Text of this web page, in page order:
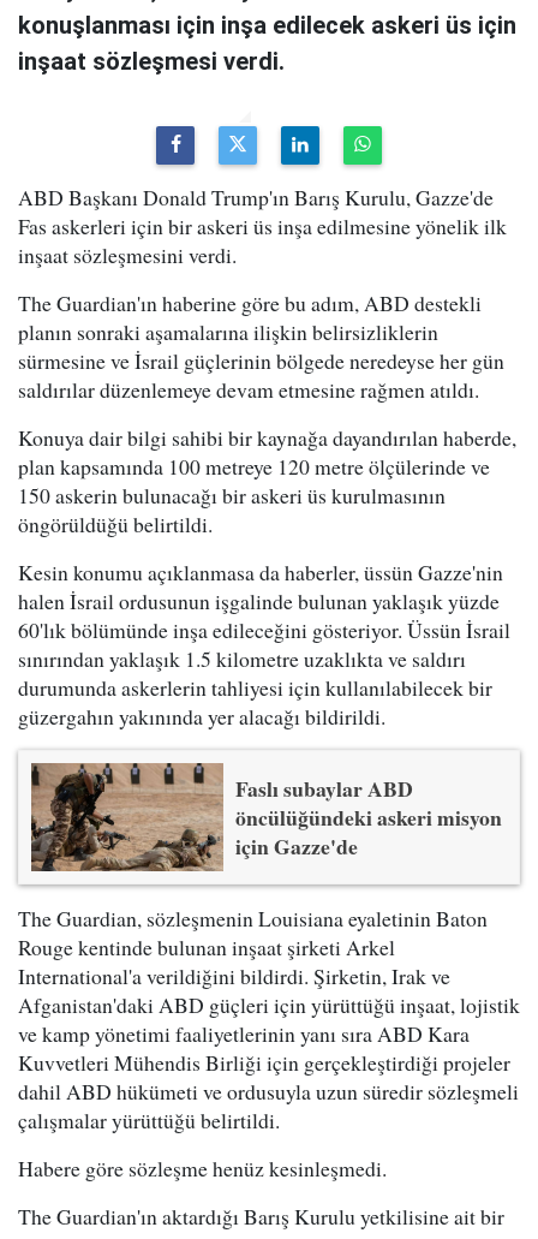
konuşlanması için inşa edilecek askeri üs için
inşaat sözleşmesi verdi.
ABD Başkanı Donald Trump'ın Barış Kurulu, Gazze'de
Fas askerleri için bir askeri üs inşa edilmesine yönelik ilk
inşaat sözleşmesini verdi.
The Guardian'ın haberine göre bu adım, ABD destekli
planın sonraki aşamalarına ilişkin belirsizliklerin
sürmesine ve İsrail güçlerinin bölgede neredeyse her gün
saldırılar düzenlemeye devam etmesine rağmen atıldı.
Konuya dair bilgi sahibi bir kaynağa dayandırılan haberde,
plan kapsamında 100 metreye 120 metre ölçülerinde ve
150 askerin bulunacağı bir askeri üs kurulmasının
öngörüldüğü belirtildi.
Kesin konumu açıklanmasa da haberler, üssün Gazze'nin
halen İsrail ordusunun işgalinde bulunan yaklaşık yüzde
60'lık bölümünde inşa edileceğini gösteriyor. Üssün İsrail
sınırından yaklaşık 1.5 kilometre uzaklıkta ve saldırı
durumunda askerlerin tahliyesi için kullanılabilecek bir
güzergahın yakınında yer alacağı bildirildi.
Faslı subaylar ABD
öncülüğündeki askeri misyon
için Gazze'de
The Guardian, sözleşmenin Louisiana eyaletinin Baton
Rouge kentinde bulunan inşaat şirketi Arkel
International'a verildiğini bildirdi. Şirketin, Irak ve
Afganistan'daki ABD güçleri için yürüttüğü inşaat, lojistik
ve kamp yönetimi faaliyetlerinin yanı sıra ABD Kara
Kuvvetleri Mühendis Birliği için gerçekleştirdiği projeler
dahil ABD hükümeti ve ordusuyla uzun süredir sözleşmeli
çalışmalar yürüttüğü belirtildi.
Habere göre sözleşme henüz kesinleşmedi.
The Guardian'ın aktardığı Barış Kurulu yetkilisine ait bir